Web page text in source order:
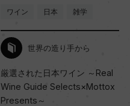
ワイン 日本 雑学
世界の造り手から
厳選された日本ワイン ～Real
Wine Guide Selects×Mottox
Presents～